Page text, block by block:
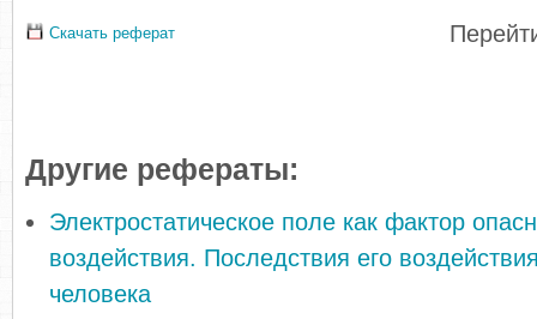
Скачать реферат
Другие рефераты:
Электростатическое поле как фактор
воздействия. Последствия его
человека